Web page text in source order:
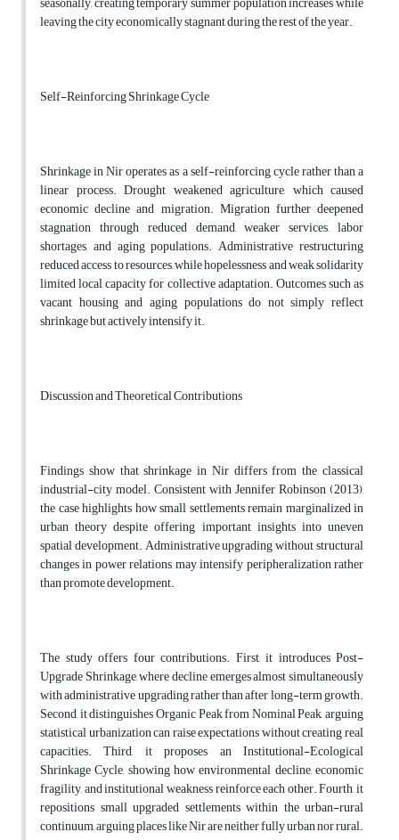
leaving the city economically stagnant during the rest of the year.
Self-Reinforcing Shrinkage Cycle
Shrinkage in Nir operates as a self-reinforcing cycle rather than a
linear process. Drought weakened agriculture, which caused
economic decline and migration. Migration further deepened
stagnation through reduced demand, weaker services, labor
shortages, and aging populations. Administrative restructuring
reduced access to resources, while hopelessness and weak solidarity
limited local capacity for collective adaptation. Outcomes such as
vacant housing and aging populations do not simply reflect
shrinkage but actively intensify it.
Discussion and Theoretical Contributions
Findings show that shrinkage in Nir differs from the classical
industrial-city model. Consistent with Jennifer Robinson (2013),
the case highlights how small settlements remain marginalized in
urban theory despite offering important insights into uneven
spatial development. Administrative upgrading without structural
changes in power relations may intensify peripheralization rather
than promote development.
The study offers four contributions. First, it introduces Post-
Upgrade Shrinkage, where decline emerges almost simultaneously
with administrative upgrading rather than after long-term growth.
Second, it distinguishes Organic Peak from Nominal Peak, arguing
statistical urbanization can raise expectations without creating real
capacities. Third, it proposes an Institutional-Ecological
Shrinkage Cycle, showing how environmental decline, economic
fragility, and institutional weakness reinforce each other. Fourth, it
repositions small upgraded settlements within the urban-rural
continuum, arguing places like Nir are neither fully urban nor rural.